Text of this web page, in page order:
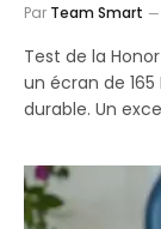
Par Team Smart
Test de la
un écran de
durable. Un